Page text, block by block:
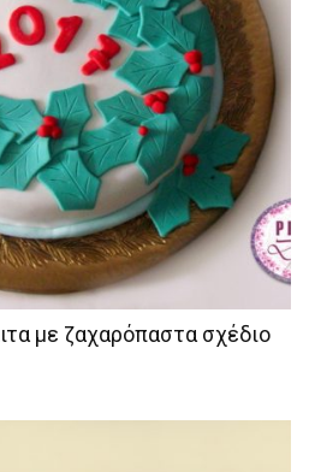
με ζαχαρόπαστα σχέδιο